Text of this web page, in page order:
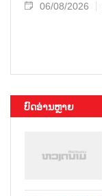
06/08/2026
ບົດອ່ານຫຼາຍ